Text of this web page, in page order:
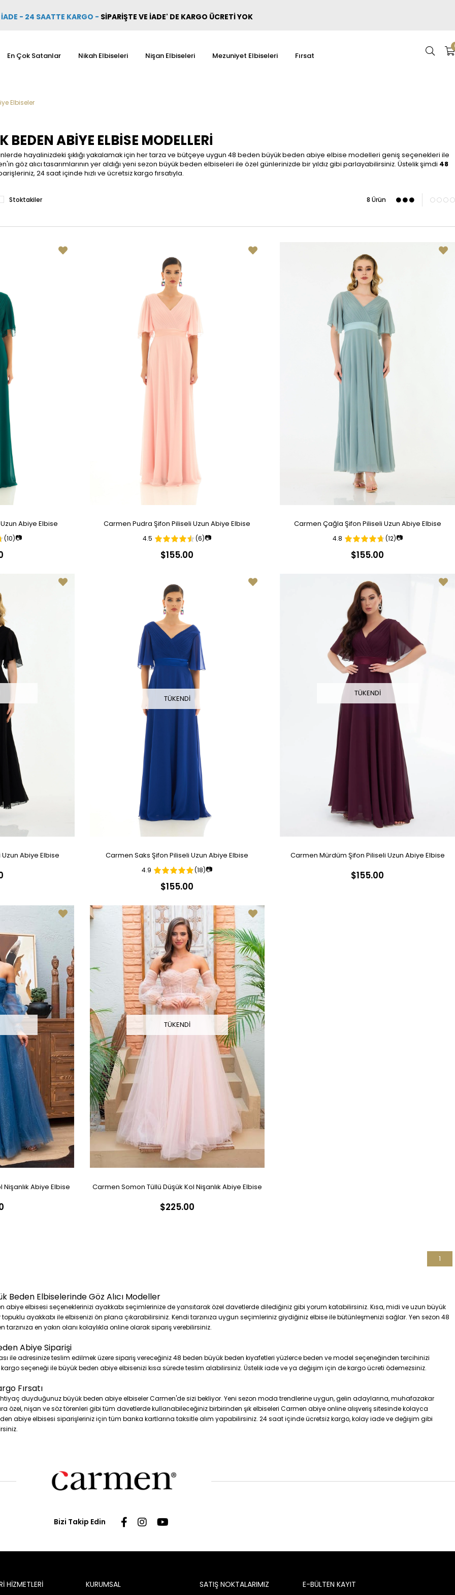
- 24 SAATTE KARGO - SİPARİŞTE VE İADE' DE KARGO ÜCRETİ YOK
En Çok Satanlar Nikah Elbiseleri Nişan Elbiseleri Mezuniyet Elbiseleri Fırsat
Elbiseler
BEDEN ABIYE ELBISE MODELLERI
hayalinizdeki şıklığı yakalamak için her tarza ve bütçeye uygun 48 beden büyük beden abiye elbise modelleri geniş seçenekleri ile
göz alıcı tasarımlarının yer aldığı yeni sezon büyük beden elbiseleri ile özel günlerinizde bir yıldız gibi parlayabilirsiniz. Üstelik şimdi 48
24 saat içinde hızlı ve ücretsiz kargo fırsatıyla.
Stoktakiler 8 Ürün
Abiye Elbise
(10)📷
Carmen Pudra Şifon Piliseli Uzun Abiye Elbise
4.5 (6)📷
$155.00
Carmen Çağla Şifon Piliseli Uzun Abiye Elbise
4.8 (12)📷
$155.00
Abiye Elbise
TÜKENDI
Carmen Saks Şifon Piliseli Uzun Abiye Elbise
4.9 (18)📷
$155.00
TÜKENDI
Carmen Mürdüm Şifon Piliseli Uzun Abiye Elbise
$155.00
Abiye Elbise
TÜKENDI
Carmen Somon Tüllü Düşük Kol Nişanlık Abiye Elbise
$225.00
1
Beden Elbiselerinde Göz Alıcı Modeller
abiye elbisesi seçeneklerinizi ayakkabı seçimlerinize de yansıtarak özel davetlerde dilediğiniz gibi yorum katabilirsiniz. Kısa, midi ve uzun büyük
topuklu ayakkabı ile elbisenizi ön plana çıkarabilirsiniz. Kendi tarzınıza uygun seçimleriniz giydiğiniz elbise ile bütünleşmenizi sağlar. Yen sezon 48
en yakın olanı kolaylıkla online olarak sipariş verebilirsiniz.
Abiye Siparişi
ile adresinize teslim edilmek üzere sipariş vereceğiniz 48 beden büyük beden kıyafetleri yüzlerce beden ve model seçeneğinden tercihinizi
seçeneği ile büyük beden abiye elbisenizi kısa sürede teslim alabilirsiniz. Üstelik iade ve ya değişim için de kargo ücreti ödemezsiniz.
Fırsatı
duyduğunuz büyük beden abiye elbiseler Carmen'de sizi bekliyor. Yeni sezon moda trendlerine uygun, gelin adaylarına, muhafazakar
özel, nişan ve söz törenleri gibi tüm davetlerde kullanabileceğiniz birbirinden şık elbiseleri Carmen abiye online alışveriş sitesinde kolayca
abiye elbisesi siparişleriniz için tüm banka kartlarına taksitle alım yapabilirsiniz. 24 saat içinde ücretsiz kargo, kolay iade ve değişim gibi
Bizi Takip Edin
HİZMETLERİ KURUMSAL SATIŞ NOKTALARIMIZ E-BÜLTEN KAYIT